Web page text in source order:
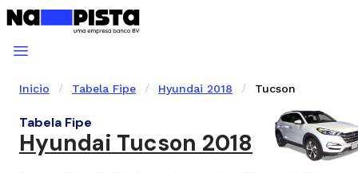
Inicio Tabela Fipe Hyundai 2018 Tucson
Tabela Fipe
Hyundai Tucson 2018